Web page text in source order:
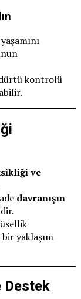
kontrolü
ve
davranışın
yaklaşım
Destek